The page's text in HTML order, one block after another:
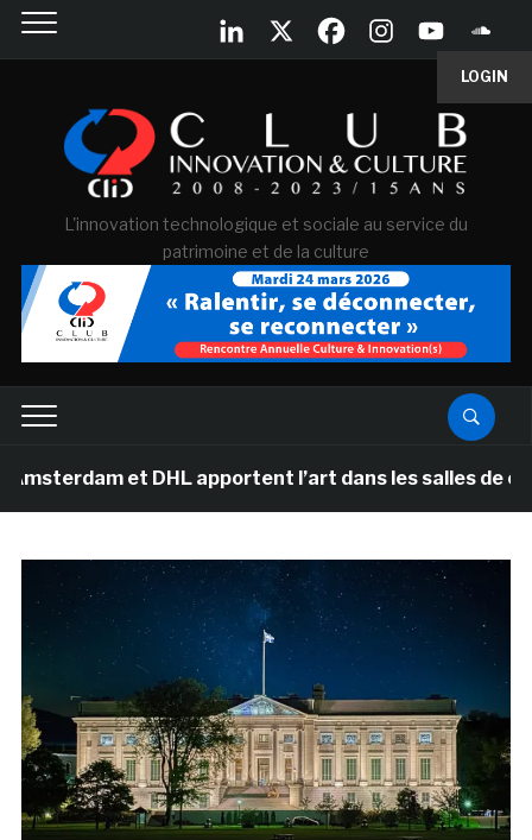
LOGIN
L'innovation technologique et sociale au service du
patrimoine et de la culture
et DHL apportent l’art dans les salles de classe